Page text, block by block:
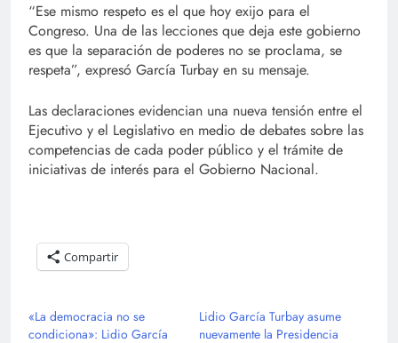
“Ese mismo respeto es el que hoy exijo para el
Congreso. Una de las lecciones que deja este gobierno
es que la separación de poderes no se proclama, se
respeta”, expresó García Turbay en su mensaje.
Las declaraciones evidencian una nueva tensión entre el
Ejecutivo y el Legislativo en medio de debates sobre las
competencias de cada poder público y el trámite de
iniciativas de interés para el Gobierno Nacional.
Compartir
«La democracia no se
condiciona»: Lidio García
Lidio García Turbay asume
nuevamente la Presidencia